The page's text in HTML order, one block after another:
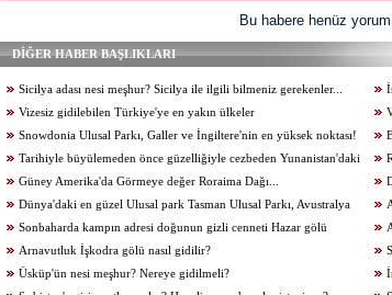
Bu habere henüz
DİĞER HABER BAŞLIKLARI
Sicilya adası nesi meşhur? Sicilya ile ilgili bilmeniz gerekenler...
Vizesiz gidilebilen Türkiye'ye en yakın ülkeler
Snowdonia Ulusal Parkı, Galler ve İngiltere'nin en yüksek noktası!
Tarihiyle büyülemeden önce güzelliğiyle cezbeden Yunanistan'daki
Loggas Plajı
Güney Amerika'da Görmeye değer Roraima Dağı...
Dünya'daki en güzel Ulusal park Tasman Ulusal Parkı, Avustralya
Sonbaharda kampın adresi doğunun gizli cenneti Hazar gölü
Arnavutluk İşkodra gölü nasıl gidilir?
Üsküp'ün nesi meşhur? Nereye gidilmeli?